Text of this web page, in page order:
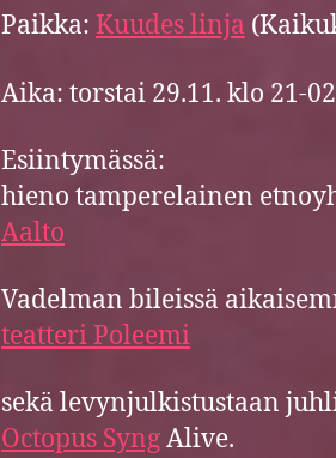
Paikka: Kuudes linja
Aika: torstai 29.11. klo 21-
Esiintymässä:
hieno tamperelainen
Aalto
Vadelman bileissä
teatteri Poleemi
sekä levynjulkistustaan
Octopus SyngAlive.